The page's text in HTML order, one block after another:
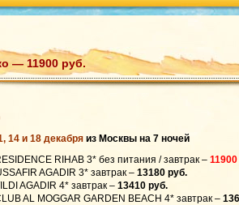
— 11900 руб.
14 и 18 декабря из Москвы на 7 ночей
RIHAB 3* без питания / завтрак –
AGADIR 3* завтрак – 13180 руб.
AGADIR 4* завтрак – 13410 руб.
AL MOGGAR GARDEN BEACH 4* завтрак –